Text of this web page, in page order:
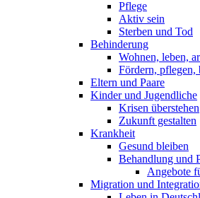
Pflege
Aktiv sein
Sterben und Tod
Behinderung
Wohnen, leben,
Fördern, pflegen,
Eltern und Paare
Kinder und Jugendliche
Krisen überstehen
Zukunft gestalten
Krankheit
Gesund bleiben
Behandlung und
Angebote
Migration und